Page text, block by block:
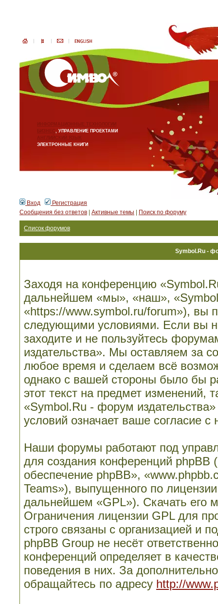
ИНФОРМАЦИОННЫЕ ТЕХНОЛОГИИ
БИЗНЕС, УПРАВЛЕНИЕ ПРОЕКТАМИ
АНГЛИЙСКИЙ ЯЗЫК
ЭЛЕКТРОННЫЕ КНИГИ
Вход
Регистрация
Сообщения без ответов
Активные темы Поиск по форуму
Список форумов
Symbol.Ru -
Заходя на конференцию
дальнейшем «мы», «наш»,
«https://www.symbol.ru/forum»), вы
следующими условиями. Если вы
заходите и не пользуйтесь
издательства». Мы оставляем за
любое время и сделаем всё
однако с вашей стороны было бы
этот текст на предмет изменений,
«Symbol.Ru - форум
условий означает ваше согласие с
Наши форумы работают под
для создания конференций
обеспечение phpBB»,
Teams»), выпущенного по
дальнейшем «GPL»). Скачать его
Ограничения лицензии GPL для
строго связаны с организацией и
phpBB Group не несёт
конференций определяет в
поведения в них. За
обращайтесь по адресу http://